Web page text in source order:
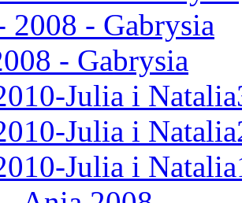
2008 - Gabrysia
- Gabrysia
Julia i
Julia i
Julia i